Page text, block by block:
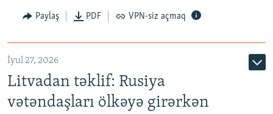
Paylaş PDF VPN-siz açmaq
İyul 27, 2026
Litvadan təklif: Rusiya
vətəndaşları ölkəyə girərkən